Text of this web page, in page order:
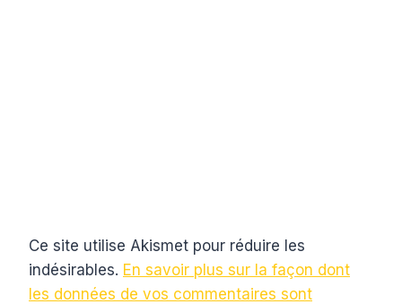
Ce site utilise Akismet pour réduire les
indésirables. En savoir plus sur la façon dont
les données de vos commentaires sont